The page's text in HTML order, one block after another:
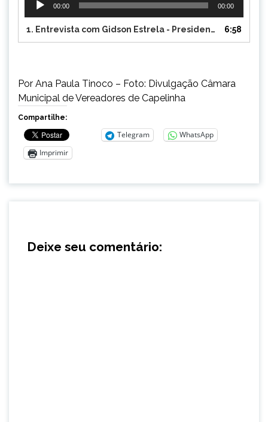
áudio
00:00 00:00
1. Entrevista com Gidson Estrela - Presidente do Conselho de Segurança Pública de Capelinha 6:58
Por Ana Paula Tinoco – Foto: Divulgação Câmara
Municipal de Vereadores de Capelinha
Compartilhe:
Telegram
WhatsApp
Imprimir
Deixe seu comentário: